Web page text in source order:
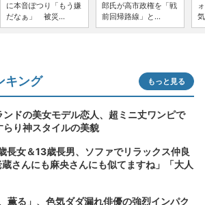
に本音ぽつり「もう嫌
だなぁ」 被災...
郎氏が高市政権を「戦
前回帰路線」と...
キング もっと見る
ドの美女モデル恋人、超ミニ丈ワンピで
り神スタイルの美貌
長女＆13歳長男、ソファでリラックス仲良
さんにも麻央さんにも似てますね」「大人
薫る」、色気ダダ漏れ俳優の強烈インパク